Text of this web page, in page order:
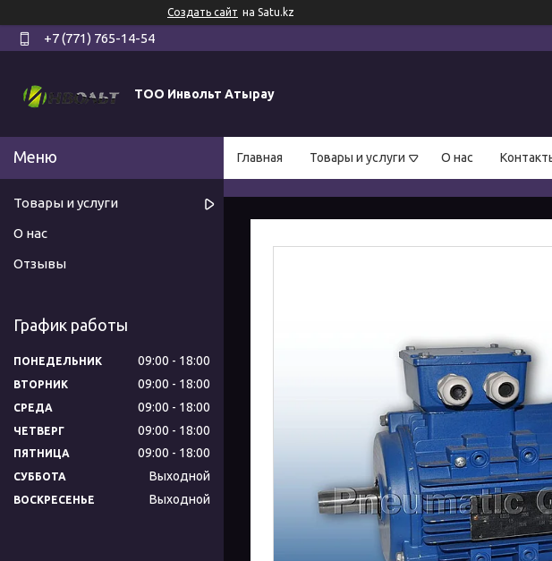
Создать сайт на Satu.kz
+7 (771) 765-14-54
ТОО Инвольт Атырау
Главная Товары и услуги О нас
Товары и услуги
О нас
Отзывы
График работы
ПОНЕДЕЛЬНИК 09:00 18:00
ВТОРНИК 09:00 18:00
СРЕДА 09:00 18:00
ЧЕТВЕРГ 09:00 18:00
ПЯТНИЦА 09:00 18:00
СУББОТА Выходной
ВОСКРЕСЕНЬЕ Выходной